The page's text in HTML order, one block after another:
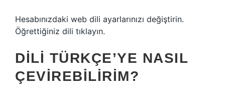
Hesabınızdaki web dili ayarlarınızı değiştirin.
Öğrettiğiniz dili tıklayın.
DILI TÜRKÇE’YE NASIL
ÇEVIREBILIRIM?